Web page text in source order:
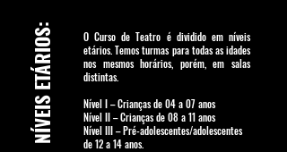
O Curso de Teatro é dividido em níveis
etários. Temos turmas para todas as idades
nos mesmos horários, porém, em salas
distintas.
Nível I – Crianças de 04 a 07 anos
Nível II – Crianças de 08 a 11 anos
Nível III – Pré-adolescentes/adolescentes
de 12 a 14 anos.
NÍVEIS ETÁRIOS: